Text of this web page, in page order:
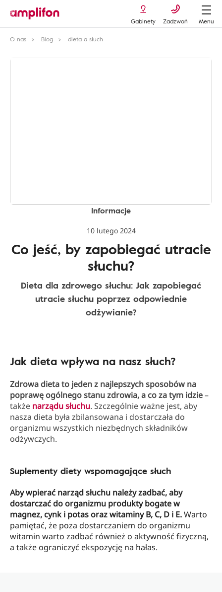
Gabinety Zadzwoń
Menu
O nas
Blog dieta a słuch
Informacje
10 lutego 2024
Co jeść, by zapobiegać utracie
słuchu?
Dieta dla zdrowego słuchu: Jak zapobiegać
utracie słuchu poprzez odpowiednie
odżywianie?
Jak dieta wpływa na nasz słuch?
Zdrowa dieta to jeden z najlepszych sposobów na
poprawę ogólnego stanu zdrowia, a co za tym idzie–
także narządu słuchu. Szczególnie ważne jest, aby
nasza dieta była zbilansowana i dostarczała do
organizmu wszystkich niezbędnych składników
odżywczych.
Suplementy diety wspomagające słuch
Aby wpierać narząd słuchu należy zadbać, aby
dostarczać do organizmu produkty bogate w
magnez, cynk i potas oraz witaminy B, C, D i E.Warto
pamiętać, że poza dostarczaniem do organizmu
witamin warto zadbać również o aktywność fizyczną,
a także ograniczyć ekspozycję na hałas.